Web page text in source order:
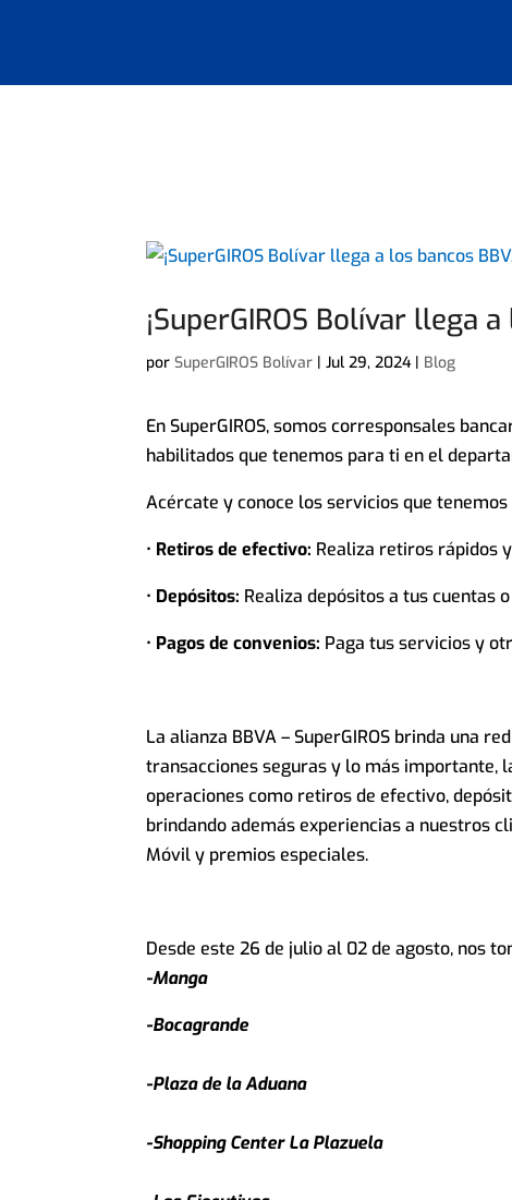
¡SuperGIROS Bolívar llega
porSuperGIROS Bolívar |Jul 29, 2024 | Blog
En SuperGIROS, somos corresponsales
habilitados que tenemos para ti en el
Acércate y conoce los servicios que
• Retiros de efectivo: Realiza retiros rápidos
• Depósitos: Realiza depósitos a tus cuentas
• Pagos de convenios: Paga tus servicios y
La alianza BBVA – SuperGIROS brinda una
transacciones seguras y lo más importante,
operaciones como retiros de efectivo,
brindando además experiencias a nuestros
Móvil y premios especiales.
Desde este 26 de julio al 02 de agosto, nos
-Manga
-Bocagrande
-Plaza de la Aduana
-Shopping Center La Plazuela